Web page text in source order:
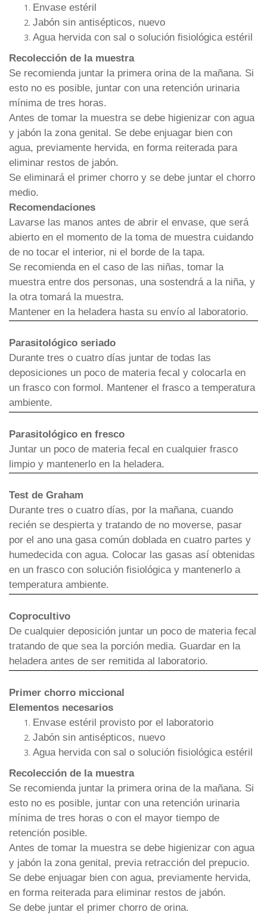
Envase estéril
Jabón sin antisépticos, nuevo
Agua hervida con sal o solución fisiológica estéril
Recolección de la muestra
Se recomienda juntar la primera orina de la mañana. Si
esto no es posible, juntar con una retención urinaria
mínima de tres horas.
Antes de tomar la muestra se debe higienizar con agua
y jabón la zona genital. Se debe enjuagar bien con
agua, previamente hervida, en forma reiterada para
eliminar restos de jabón.
Se eliminará el primer chorro y se debe juntar el chorro
medio.
Recomendaciones
Lavarse las manos antes de abrir el envase, que será
abierto en el momento de la toma de muestra cuidando
de no tocar el interior, ni el borde de la tapa.
Se recomienda en el caso de las niñas, tomar la
muestra entre dos personas, una sostendrá a la niña, y
la otra tomará la muestra.
Mantener en la heladera hasta su envío al laboratorio.
Parasitológico seriado
Durante tres o cuatro días juntar de todas las
deposiciones un poco de materia fecal y colocarla en
un frasco con formol. Mantener el frasco a temperatura
ambiente.
Parasitológico en fresco
Juntar un poco de materia fecal en cualquier frasco
limpio y mantenerlo en la heladera.
Test de Graham
Durante tres o cuatro días, por la mañana, cuando
recién se despierta y tratando de no moverse, pasar
por el ano una gasa común doblada en cuatro partes y
humedecida con agua. Colocar las gasas así obtenidas
en un frasco con solución fisiológica y mantenerlo a
temperatura ambiente.
Coprocultivo
De cualquier deposición juntar un poco de materia fecal
tratando de que sea la porción media. Guardar en la
heladera antes de ser remitida al laboratorio.
Primer chorro miccional
Elementos necesarios
Envase estéril provisto por el laboratorio
Jabón sin antisépticos, nuevo
Agua hervida con sal o solución fisiológica estéril
Recolección de la muestra
Se recomienda juntar la primera orina de la mañana. Si
esto no es posible, juntar con una retención urinaria
mínima de tres horas o con el mayor tiempo de
retención posible.
Antes de tomar la muestra se debe higienizar con agua
y jabón la zona genital, previa retracción del prepucio.
Se debe enjuagar bien con agua, previamente hervida,
en forma reiterada para eliminar restos de jabón.
Se debe juntar el primer chorro de orina.